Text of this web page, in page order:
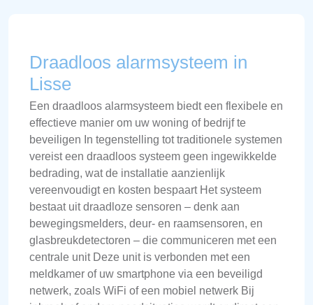
Draadloos alarmsysteem in
Lisse
Een draadloos alarmsysteem biedt een flexibele en
effectieve manier om uw woning of bedrijf te
beveiligen In tegenstelling tot traditionele systemen
vereist een draadloos systeem geen ingewikkelde
bedrading, wat de installatie aanzienlijk
vereenvoudigt en kosten bespaart Het systeem
bestaat uit draadloze sensoren – denk aan
bewegingsmelders, deur- en raamsensoren, en
glasbreukdetectoren – die communiceren met een
centrale unit Deze unit is verbonden met een
meldkamer of uw smartphone via een beveiligd
netwerk, zoals WiFi of een mobiel netwerk Bij